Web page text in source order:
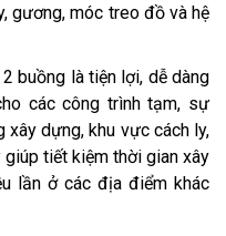
gương, móc treo đồ và hệ
buồng là tiện lợi, dễ dàng
các công trình tạm, sự
xây dựng, khu vực cách ly,
giúp tiết kiệm thời gian xây
lần ở các địa điểm khác